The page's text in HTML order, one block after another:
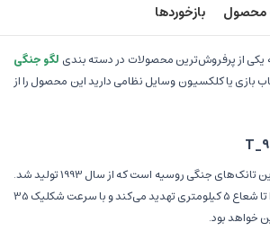
بازخوردها
لگو جنگی
بازی یا کلکسیون وسایل نظامی دارید این محصول را از
این تانک یکی از پیشرفته‌ترین تانک‌های جنگی روسیه است که از سال 1993 تولید شد.
وجود این تانک دشمنانان را تا شعاع 5 کیلومتری تهدید می‌کند و با سرعت شکلیک 35
خواهد بود.